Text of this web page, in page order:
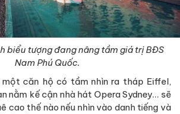
biểu tượng đang nâng tầm giá trị BĐS
Nam Phú Quốc.
căn hộ có tầm nhìn ra tháp Eiffel,
nằm kế cận nhà hát Opera Sydney… sẽ
cao thế nào nếu nhìn vào danh tiếng và